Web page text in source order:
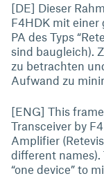
[DE] Dieser
F4HDK mit einer
PA des Typs
sind baugleich).
zu betrachten
Aufwand zu
[ENG] This
Transceiver by
Amplifier
different
“one device” to